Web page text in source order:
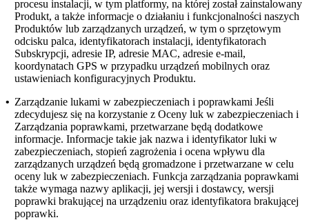
procesu instalacji, w tym platformy, na której został zainstalowany
Produkt, a także informacje o działaniu i funkcjonalności naszych
Produktów lub zarządzanych urządzeń, w tym o sprzętowym
odcisku palca, identyfikatorach instalacji, identyfikatorach
Subskrypcji, adresie IP, adresie MAC, adresie e-mail,
koordynatach GPS w przypadku urządzeń mobilnych oraz
ustawieniach konfiguracyjnych Produktu.
• Zarządzanie lukami w zabezpieczeniach i poprawkami Jeśli
zdecydujesz się na korzystanie z Oceny luk w zabezpieczeniach i
Zarządzania poprawkami, przetwarzane będą dodatkowe
informacje. Informacje takie jak nazwa i identyfikator luki w
zabezpieczeniach, stopień zagrożenia i ocena wpływu dla
zarządzanych urządzeń będą gromadzone i przetwarzane w celu
oceny luk w zabezpieczeniach. Funkcja zarządzania poprawkami
także wymaga nazwy aplikacji, jej wersji i dostawcy, wersji
poprawki brakującej na urządzeniu oraz identyfikatora brakującej
poprawki.